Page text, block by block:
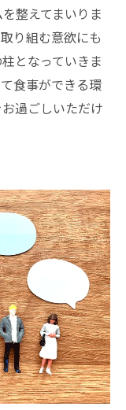
整えてまいりま
り組む意欲にも
となっていきま
食事ができる環
過ごしいただけ